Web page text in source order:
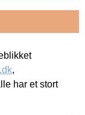
,
har et stort